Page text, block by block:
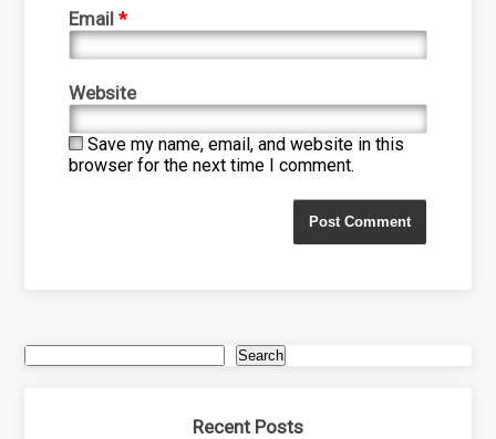
Email*
Website
Save my name, email, and website in this
browser for the next time I comment.
Search
Recent Posts